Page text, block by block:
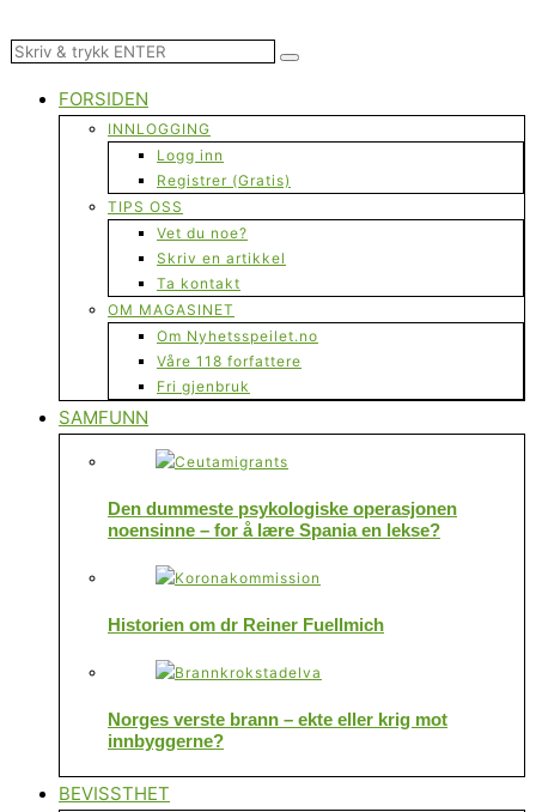
FORSIDEN
INNLOGGING
Logg inn
Registrer (Gratis)
TIPS OSS
Vet du noe?
Skriv en artikkel
Ta kontakt
OM MAGASINET
Om Nyhetsspeilet.no
Våre 118 forfattere
Fri gjenbruk
SAMFUNN
Den dummeste psykologiske operasjonen
noensinne – for å lære Spania en lekse?
Historien om dr Reiner Fuellmich
Norges verste brann – ekte eller krig mot
innbyggerne?
BEVISSTHET